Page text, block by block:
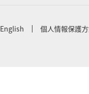
English 個人情報保護